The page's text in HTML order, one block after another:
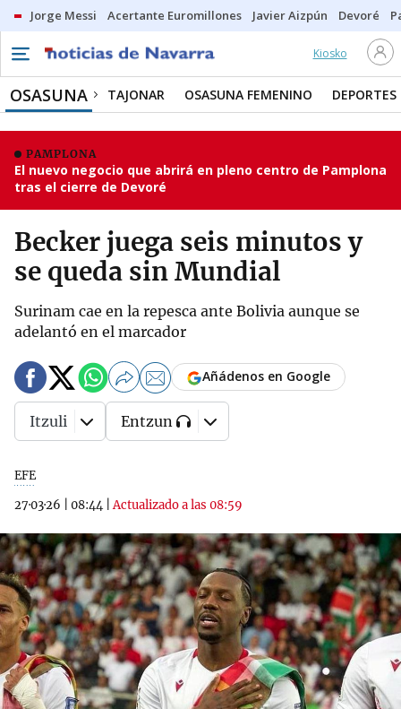
Jorge Messi Acertante Euromillones Javier Aizpún Devoré
Kiosko
OSASUNA TAJONAR OSASUNA FEMENINO DEPORTES
PAMPLONA
El nuevo negocio que abrirá en pleno centro de Pamplona
tras el cierre de Devoré
Becker juega seis minutos y
se queda sin Mundial
Surinam cae en la repesca ante Bolivia aunque se
adelantó en el marcador
EFE
27·03·26
08:44 |Actualizado a las 08:59
Añádenos en Google
Itzuli Entzun